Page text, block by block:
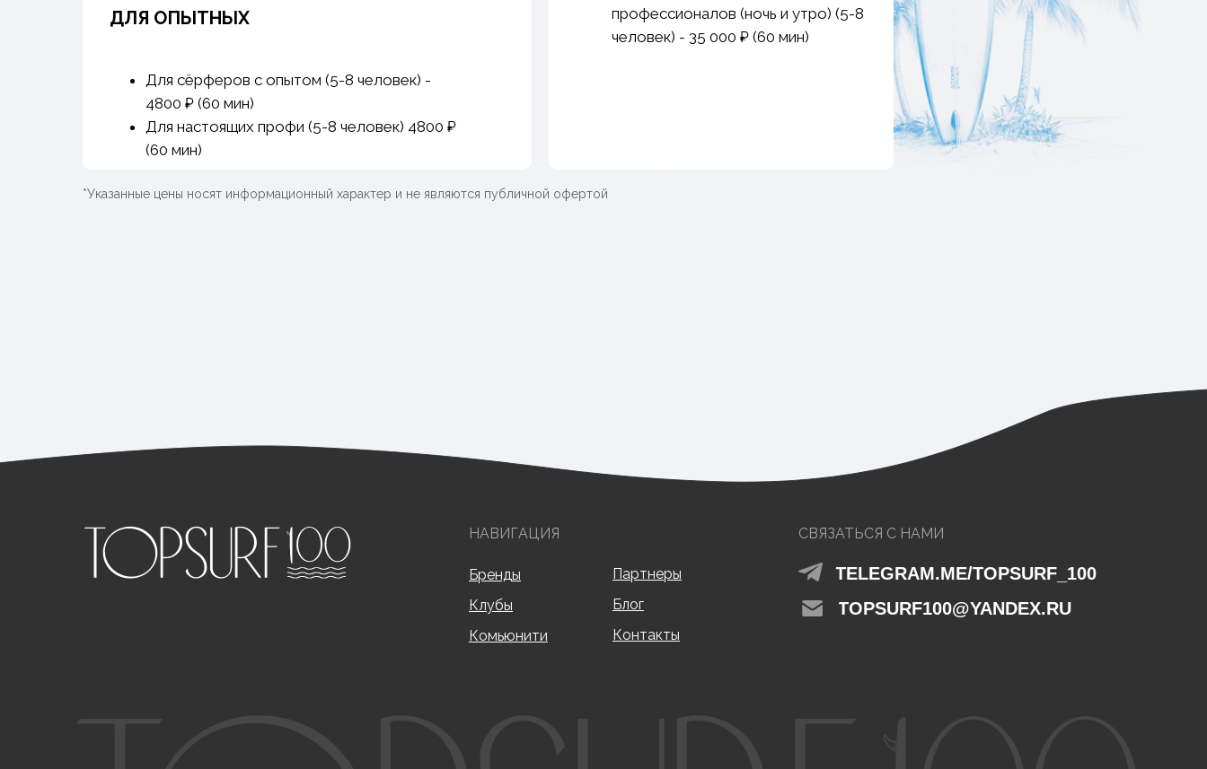
ДЛЯ ОПЫТНЫХ
Для сёрферов с опытом (5-8 человек) -
4800 ₽ (60 мин)
Для настоящих профи (5-8 человек) 4800 ₽
(60 мин)
профессионалов (ночь и утро) (5-8
человек) - 35 000 ₽ (60 мин)
*Указанные цены носят информационный характер и не являются публичной офертой
СВЯЗАТЬСЯ С НАМИ
НАВИГАЦИЯ
Партнеры
Блог
Контакты
Клубы
Бренды
Комьюнити
TELEGRAM.ME/TOPSURF_100
TOPSURF100@YANDEX.RU